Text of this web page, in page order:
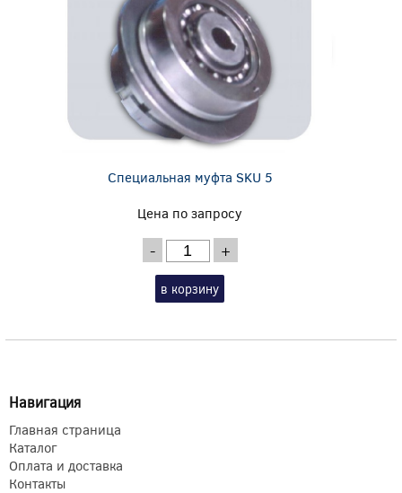
Специальная муфта SKU 5
Цена по запросу
- +
в корзину
Навигация
Главная страница
Каталог
Оплата и доставка
Контакты